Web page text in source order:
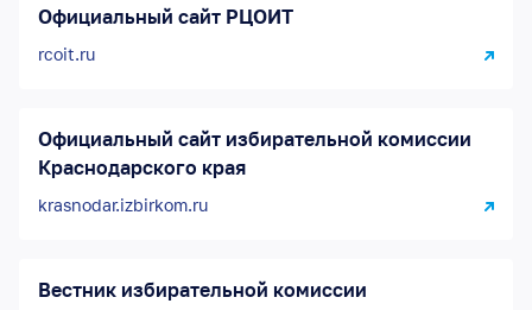
Официальный сайт РЦОИТ
rcoit.ru
Официальный сайт избирательной комиссии
Краснодарского края
krasnodar.izbirkom.ru
Вестник избирательной комиссии